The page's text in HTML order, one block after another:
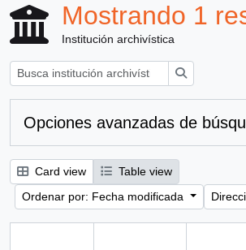
Mostrando 1
Institución archivística
Opciones avanzadas de
Card view
Table view
Ordenar por: Fecha modificada